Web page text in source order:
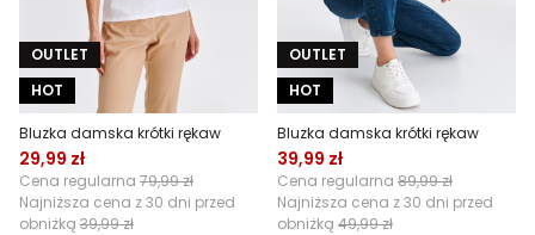
OUTLET
HOT
Bluzka damska krótki rękaw
29,99 zł
Cena regularna 79,99 zł
Najniższa cena z 30 dni przed
obniżką 39,99 zł
OUTLET
HOT
Bluzka damska krótki rękaw
39,99 zł
Cena regularna 89,99 zł
Najniższa cena z 30 dni przed
obniżką 49,99 zł